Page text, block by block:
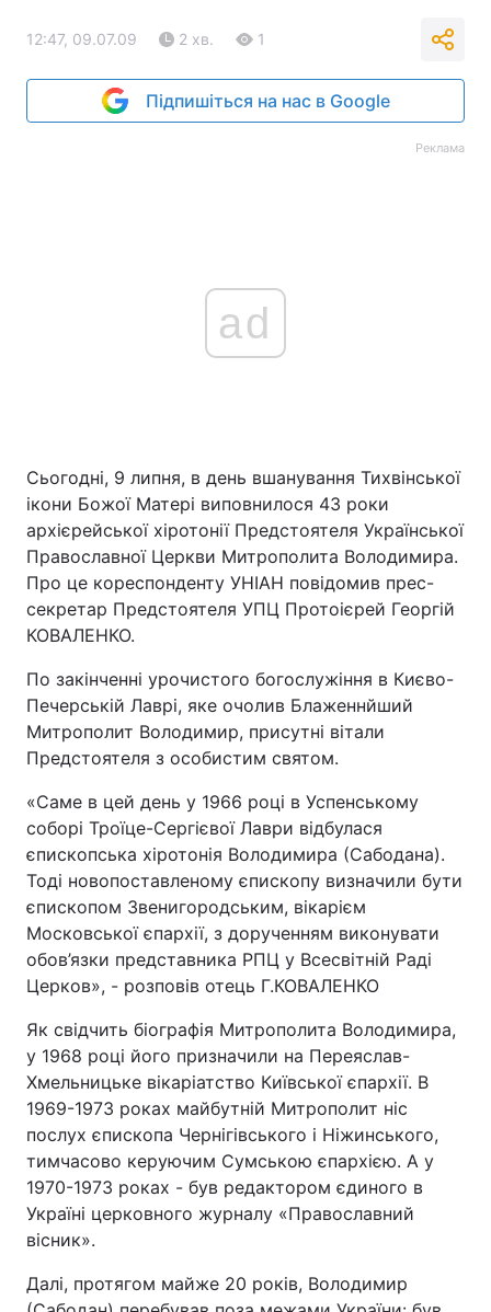
12:47, 09.07.09 2 хв. 1
Підпишіться на нас в Google
Реклама
ad
Сьогодні, 9 липня, в день вшанування Тихвінської
ікони Божої Матері виповнилося 43 роки
архієрейської хіротонії Предстоятеля Української
Православної Церкви Митрополита Володимира.
Про це кореспонденту УНІАН повідомив прес-
секретар Предстоятеля УПЦ Протоієрей Георгій
КОВАЛЕНКО.
По закінченні урочистого богослужіння в Києво-
Печерській Лаврі, яке очолив Блаженнйший
Митрополит Володимир, присутні вітали
Предстоятеля з особистим святом.
«Саме в цей день у 1966 році в Успенському
соборі Троїце-Сергієвої Лаври відбулася
єпископська хіротонія Володимира (Сабодана).
Тоді новопоставленому єпископу визначили бути
єпископом Звенигородським, вікарієм
Московської єпархії, з дорученням виконувати
обов’язки представника РПЦ у Всесвітній Раді
Церков», - розповів отець Г.КОВАЛЕНКО
Як свідчить біографія Митрополита Володимира,
у 1968 році його призначили на Переяслав-
Хмельницьке вікаріатство Київської єпархії. В
1969-1973 роках майбутній Митрополит ніс
послух єпископа Чернігівського і Ніжинського,
тимчасово керуючим Сумською єпархією. А у
1970-1973 роках - був редактором єдиного в
Україні церковного журналу «Православний
вісник».
Далі, протягом майже 20 років, Володимир